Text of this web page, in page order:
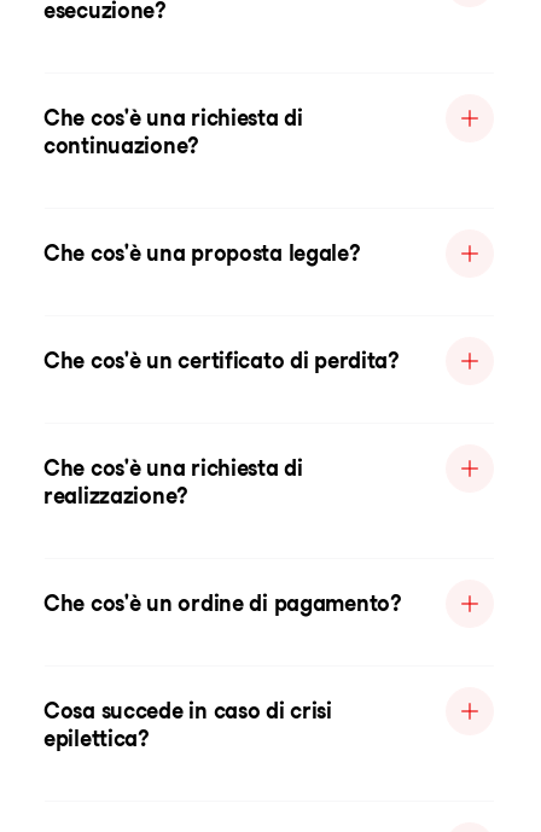
esecuzione?
Che cos'è una richiesta di
continuazione?
Che cos'è una proposta legale?
Che cos'è un certificato di perdita?
Che cos'è una richiesta di
realizzazione?
Che cos'è un ordine di pagamento?
Cosa succede in caso di crisi
epilettica?